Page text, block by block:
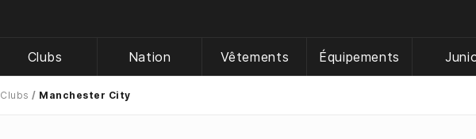
Clubs Nation Vêtements Équipements
Clubs Manchester City